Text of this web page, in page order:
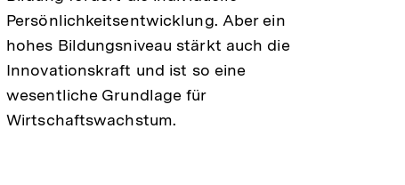
Persönlichkeitsentwicklung. Aber ein
hohes Bildungsniveau stärkt auch die
Innovationskraft und ist so eine
wesentliche Grundlage für
Wirtschaftswachstum.